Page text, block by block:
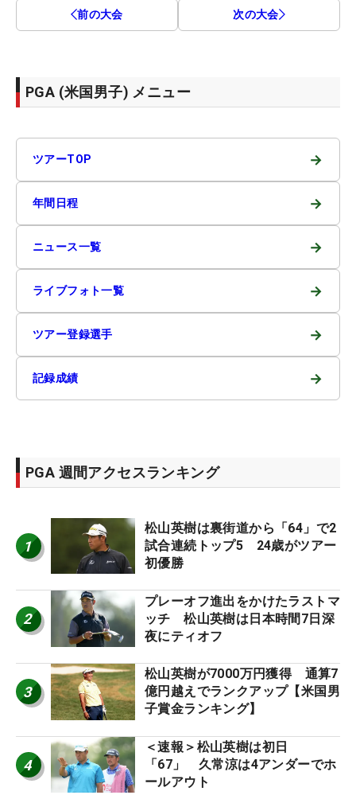
前の大会 次の大会
PGA (米国男子) メニュー
ツアーTOP →
年間日程 →
ニュース一覧 →
ライブフォト一覧 →
ツアー登録選手 →
記録成績 →
PGA 週間アクセスランキング
1
松山英樹は裏街道から「64」で2
試合連続トップ5 24歳がツアー
初優勝
2
プレーオフ進出をかけたラストマ
ッチ 松山英樹は日本時間7日深
夜にティオフ
3
松山英樹が7000万円獲得 通算7
億円越えでランクアップ【米国男
子賞金ランキング】
4
＜速報＞松山英樹は初日
「67」 久常涼は4アンダーでホ
ールアウト